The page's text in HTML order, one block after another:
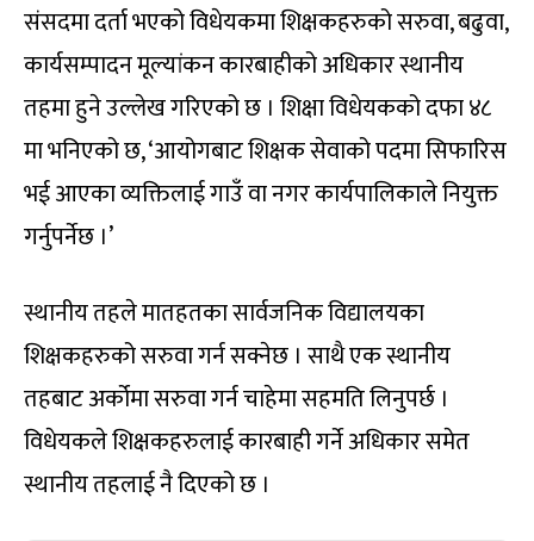
संसदमा दर्ता भएको विधेयकमा शिक्षकहरुको सरुवा, बढुवा,
कार्यसम्पादन मूल्यांकन कारबाहीको अधिकार स्थानीय
तहमा हुने उल्लेख गरिएको छ । शिक्षा विधेयकको दफा ४८
मा भनिएको छ, ‘आयोगबाट शिक्षक सेवाको पदमा सिफारिस
भई आएका व्यक्तिलाई गाउँ वा नगर कार्यपालिकाले नियुक्त
गर्नुपर्नेछ ।’
स्थानीय तहले मातहतका सार्वजनिक विद्यालयका
शिक्षकहरुको सरुवा गर्न सक्नेछ । साथै एक स्थानीय
तहबाट अर्कोमा सरुवा गर्न चाहेमा सहमति लिनुपर्छ ।
विधेयकले शिक्षकहरुलाई कारबाही गर्ने अधिकार समेत
स्थानीय तहलाई नै दिएको छ ।